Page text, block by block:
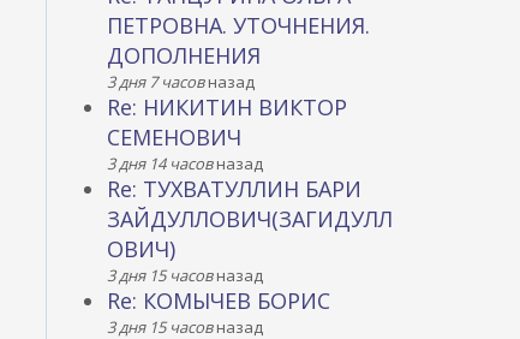
ПЕТРОВНА. УТОЧНЕНИЯ.
ДОПОЛНЕНИЯ
3 дня 7 часовназад
Re: НИКИТИН ВИКТОР
СЕМЕНОВИЧ
3 дня 14 часовназад
Re: ТУХВАТУЛЛИН БАРИ
ЗАЙДУЛЛОВИЧ(ЗАГИДУЛЛ
ОВИЧ)
3 дня 15 часовназад
Re: КОМЫЧЕВ БОРИС
3 дня 15 часовназад